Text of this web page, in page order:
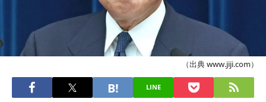
（出典 www.jiji.com）
LINE